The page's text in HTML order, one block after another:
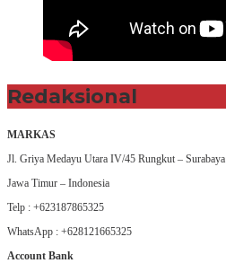
Redaksional
MARKAS
Jl. Griya Medayu Utara IV/45 Rungkut – Surabaya
Jawa Timur – Indonesia
Telp : +623187865325
WhatsApp : +628121665325
Account Bank